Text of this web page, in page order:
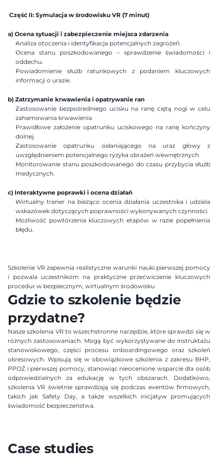
Część II: Symulacja w środowisku VR (7 minut)
a) Ocena sytuacji i zabezpieczenie miejsca zdarzenia
Analiza otoczenia i identyfikacja potencjalnych zagrożeń.
Ocena stanu poszkodowanego – sprawdzenie świadomości i
oddechu.
Powiadomienie służb ratunkowych z podaniem kluczowych
informacji o urazie.
b) Zatrzymanie krwawienia i opatrywanie ran
Zastosowanie bezpośredniego ucisku na ranę ciętą nogi w celu
zahamowania krwawienia​
Prawidłowe założenie opatrunku uciskowego na ranę kończyny
dolnej.
Zastosowanie opatrunku osłaniającego na uraz głowy z
uwzględnieniem potencjalnego ryzyka obrażeń wewnętrznych​
Monitorowanie stanu poszkodowanego do czasu przybycia służb
medycznych.
c) Interaktywne poprawki i ocena działań
Wirtualny trener na bieżąco ocenia działania uczestnika i udziela
wskazówek dotyczących poprawności wykonywanych czynności.
Możliwość powtórzenia kluczowych etapów w razie popełnienia
błędu.
Szkolenie VR zapewnia realistyczne warunki nauki pierwszej pomocy
i pozwala uczestnikom na praktyczne przećwiczenie kluczowych
procedur w bezpiecznym, wirtualnym środowisku​
Gdzie to szkolenie będzie
przydatne?
Nasze szkolenia VR to wszechstronne narzędzie, które sprawdzi się w
różnych zastosowaniach. Mogą być wykorzystywane do instruktażu
stanowiskowego, części procesu onboardingowego oraz szkoleń
okresowych. Wpisują się w obowiązkowe szkolenia z zakresu BHP,
PPOŻ i pierwszej pomocy, stanowiąc nieocenione wsparcie dla osób
odpowiedzialnych za edukację w tych obszarach. Dodatkowo,
szkolenia VR świetnie sprawdzają się podczas eventów firmowych,
takich jak Safety Day, a także wszelkich inicjatyw promujących
świadomość bezpieczeństwa.
Case studies